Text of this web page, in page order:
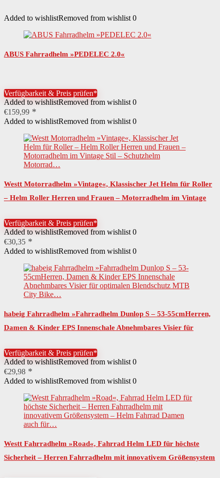
Added to wishlistRemoved from wishlist 0
ABUS Fahrradhelm »PEDELEC 2.0«
Verfügbarkeit & Preis prüfen*
Added to wishlistRemoved from wishlist 0
€159,99
Added to wishlistRemoved from wishlist 0
Westt Motorradhelm »Vintage«, Klassischer Jet Helm für Roller
– Helm Roller Herren und Frauen – Motorradhelm im Vintage
Verfügbarkeit & Preis prüfen*
Added to wishlistRemoved from wishlist 0
€30,35
Added to wishlistRemoved from wishlist 0
habeig Fahrradhelm »Fahrradhelm Dunlop S – 53-55cmHerren,
Damen & Kinder EPS Innenschale Abnehmbares Visier für
Verfügbarkeit & Preis prüfen*
Added to wishlistRemoved from wishlist 0
€29,98
Added to wishlistRemoved from wishlist 0
Westt Fahrradhelm »Road«, Fahrrad Helm LED für höchste
Sicherheit – Herren Fahrradhelm mit innovativem Größensystem